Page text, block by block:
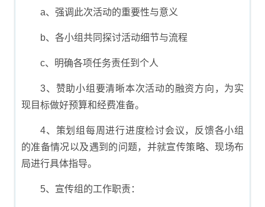
a、强调此次活动的重要性与意义
b、各小组共同探讨活动细节与流程
c、明确各项任务责任到个人
3、赞助小组要清晰本次活动的融资方向，为实
现目标做好预算和经费准备。
4、策划组每周进行进度检讨会议，反馈各小组
的准备情况以及遇到的问题，并就宣传策略、现场布
局进行具体指导。
5、宣传组的工作职责：